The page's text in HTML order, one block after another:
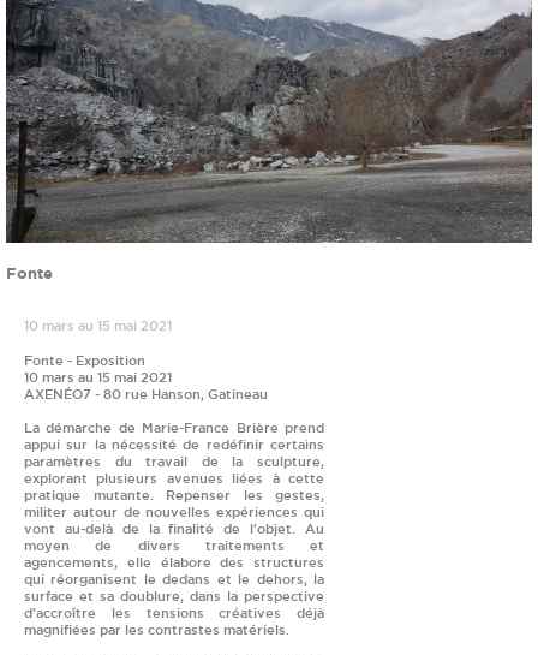
Fonte
10 mars au 15 mai 2021
Fonte - Exposition
10 mars au 15 mai 2021
AXENÉO7 - 80 rue Hanson, Gatineau
La démarche de Marie-France Brière prend
appui sur la nécessité de redéfinir certains
paramètres du travail de la sculpture,
explorant plusieurs avenues liées à cette
pratique mutante. Repenser les gestes,
militer autour de nouvelles expériences qui
vont au-delà de la finalité de l’objet. Au
moyen de divers traitements et
agencements, elle élabore des structures
qui réorganisent le dedans et le dehors, la
surface et sa doublure, dans la perspective
d’accroître les tensions créatives déjà
magnifiées par les contrastes matériels.